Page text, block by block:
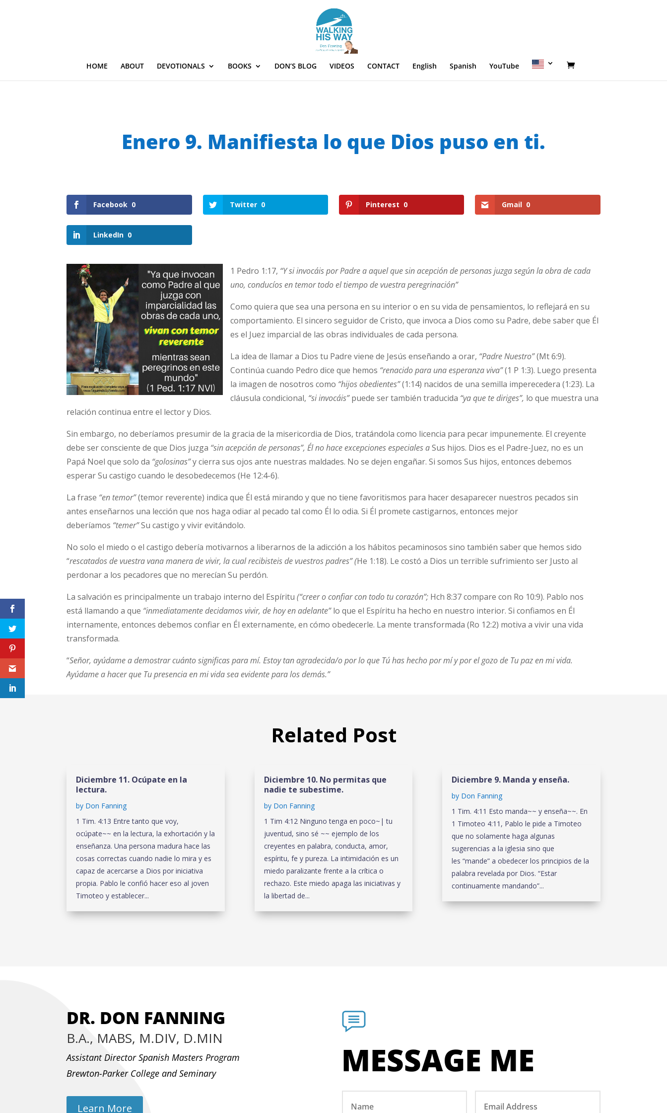
HOME ABOUT DEVOTIONALS BOOKS DON’S BLOG VIDEOS CONTACT English Spanish YouTube
Enero 9. Manifiesta lo que Dios puso en ti.
Facebook 0 Twitter 0 Pinterest 0 Gmail 0
LinkedIn 0
1 Pedro 1:17, “Y si invocáis por Padre a aquel que sin acepción de personas juzga según la obra de cada
uno, conducíos en temor todo el tiempo de vuestra peregrinación”
Como quiera que sea una persona en su interior o en su vida de pensamientos, lo reflejará en su
comportamiento. El sincero seguidor de Cristo, que invoca a Dios como su Padre, debe saber que Él
es el Juez imparcial de las obras individuales de cada persona.
La idea de llamar a Dios tu Padre viene de Jesús enseñando a orar, “Padre Nuestro”(Mt 6:9).
Continúa cuando Pedro dice que hemos “renacido para una esperanza viva”(1 P 1:3). Luego presenta
la imagen de nosotros como “hijos obedientes”(1:14) nacidos de una semilla imperecedera (1:23). La
cláusula condicional, “si invocáis”puede ser también traducida “ya que te diriges”, lo que muestra una
relación continua entre el lector y Dios.
Sin embargo, no deberíamos presumir de la gracia de la misericordia de Dios, tratándola como licencia para pecar impunemente. El creyente
debe ser consciente de que Dios juzga “sin acepción de personas”,Él no hace excepciones especiales aSus hijos. Dios es el Padre-Juez, no es un
Papá Noel que solo da “golosinas”y cierra sus ojos ante nuestras maldades. No se dejen engañar. Si somos Sus hijos, entonces debemos
esperar Su castigo cuando le desobedecemos (He 12:4-6).
La frase “en temor”(temor reverente) indica que Él está mirando y que no tiene favoritismos para hacer desaparecer nuestros pecados sin
antes enseñarnos una lección que nos haga odiar al pecado tal como Él lo odia. Si Él promete castigarnos, entonces mejor
deberíamos “temer”Su castigo y vivir evitándolo.
No solo el miedo o el castigo debería motivarnos a liberarnos de la adicción a los hábitos pecaminosos sino también saber que hemos sido
“rescatados de vuestra vana manera de vivir, la cual recibisteis de vuestros padres” (He 1:18). Le costó a Dios un terrible sufrimiento ser Justo al
perdonar a los pecadores que no merecían Su perdón.
La salvación es principalmente un trabajo interno del Espíritu(“creer o confiar con todo tu corazón”; Hch 8:37 compare con Ro 10:9). Pablo nos
está llamando a que “inmediatamente decidamos vivir, de hoy en adelante”lo que el Espíritu ha hecho en nuestro interior. Si confiamos en Él
internamente, entonces debemos confiar en Él externamente, en cómo obedecerle. La mente transformada (Ro 12:2) motiva a vivir una vida
transformada.
“Señor, ayúdame a demostrar cuánto significas para mí. Estoy tan agradecida/o por lo que Tú has hecho por mí y por el gozo de Tu paz en mi vida.
Ayúdame a hacer que Tu presencia en mi vida sea evidente para los demás.”
Related Post
Diciembre 11. Ocúpate en la
lectura.
by Don Fanning
1 Tim. 4:13 Entre tanto que voy,
ocúpate~~ en la lectura, la exhortación y la
enseñanza. Una persona madura hace las
cosas correctas cuando nadie lo mira y es
capaz de acercarse a Dios por iniciativa
propia. Pablo le confió hacer eso al joven
Timoteo y establecer...
Diciembre 10. No permitas que
nadie te subestime.
by Don Fanning
1 Tim 4:12 Ninguno tenga en poco~| tu
juventud, sino sé ~~ ejemplo de los
creyentes en palabra, conducta, amor,
espíritu, fe y pureza. La intimidación es un
miedo paralizante frente a la crítica o
rechazo. Este miedo apaga las iniciativas y
la libertad de...
Diciembre 9. Manda y enseña.
by Don Fanning
1 Tim. 4:11 Esto manda~~ y enseña~~. En
1 Timoteo 4:11, Pablo le pide a Timoteo
que no solamente haga algunas
sugerencias a la iglesia sino que
les “mande” a obedecer los principios de la
palabra revelada por Dios. “Estar
continuamente mandando”...
DR. DON FANNING
B.A., MABS, M.DIV, D.MIN
Assistant Director Spanish Masters Program
Brewton-Parker College and Seminary
Learn More
MESSAGE ME